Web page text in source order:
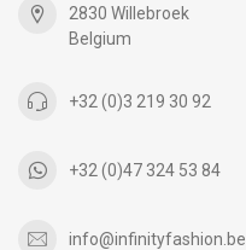
2830 Willebroek
Belgium
+32 (0)3 219 30 92
+32 (0)47 324 53 84
info@infinityfashion.be